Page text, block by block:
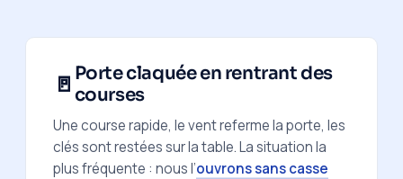
🚪 Porte claquée en rentrant des
courses
Une course rapide, le vent referme la porte, les
clés sont restées sur la table. La situation la
plus fréquente : nous l’ouvrons sans casse